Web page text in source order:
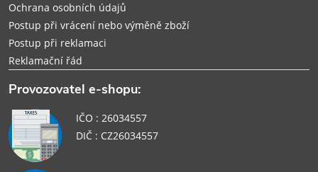
Ochrana osobních údajů
Postup při vrácení nebo výměně zboží
Postup při reklamaci
Reklamační řád
Provozovatel e-shopu:
IČO : 26034557
DIČ : CZ26034557